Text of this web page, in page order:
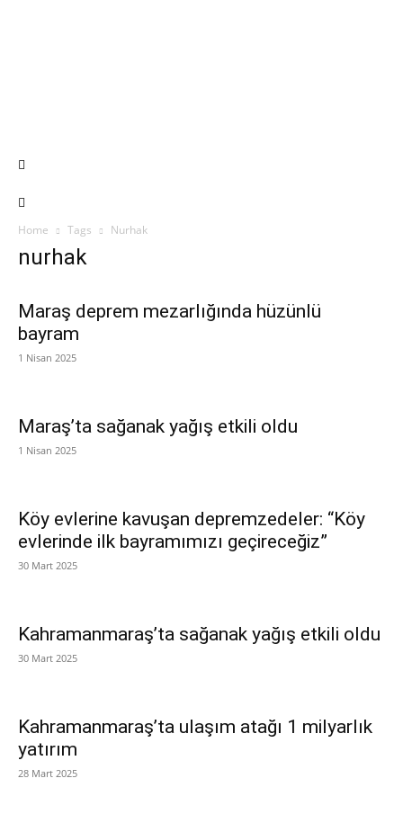
Home Tags Nurhak
nurhak
Maraş deprem mezarlığında hüzünlü
bayram
1 Nisan 2025
Maraş’ta sağanak yağış etkili oldu
1 Nisan 2025
Köy evlerine kavuşan depremzedeler: “Köy
evlerinde ilk bayramımızı geçireceğiz”
30 Mart 2025
Kahramanmaraş’ta sağanak yağış etkili oldu
30 Mart 2025
Kahramanmaraş’ta ulaşım atağı 1 milyarlık
yatırım
28 Mart 2025